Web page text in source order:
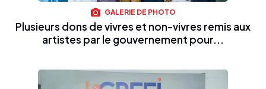
GALERIE DE PHOTO
Plusieurs dons de vivres et non-vivres remis aux
artistes par le gouvernement pour...